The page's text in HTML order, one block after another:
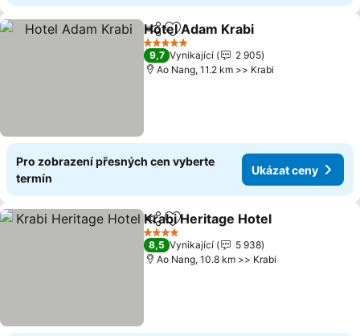
SdíletPřidat na seznam oblíbených
Hotel Adam Krabi
5 Počet hvězdiček
9,7 Vynikající
2 905
Ao Nang, 11.2 km >> Krabi
Pro zobrazení přesných cen vyberte
termín
Ukázat ceny
SdíletPřidat na seznam oblíbených
Krabi Heritage Hotel
4 Počet hvězdiček
8,5 Vynikající
5 938
Ao Nang, 10.8 km >> Krabi